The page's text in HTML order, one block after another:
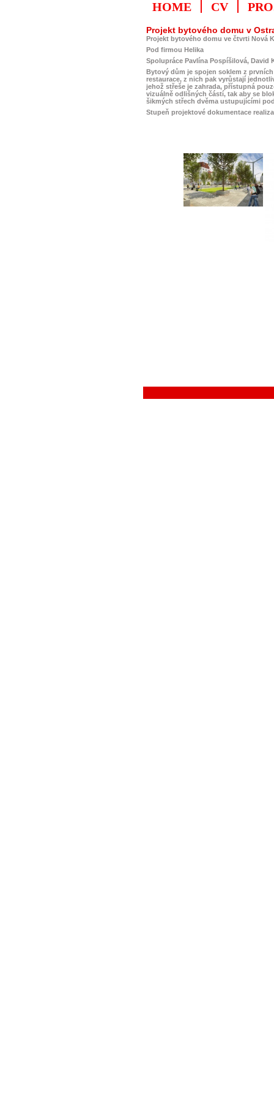
HOME CV
Projekt bytového domu v
Projekt bytového domu ve čtvrti Nová
Pod firmou Helika
Spolupráce Pavlína Pospíšilová, David
Bytový dům je spojen soklem z
restaurace, z nich pak vyrůstají
jehož střeše je zahrada, přístupná
vizuálně odlišných částí, tak aby se
šikmých střech dvěma ustupujícími
Stupeň projektové dokumentace